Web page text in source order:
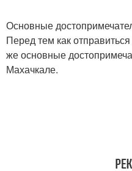
Основные
Перед тем как
же основные
Махачкале.